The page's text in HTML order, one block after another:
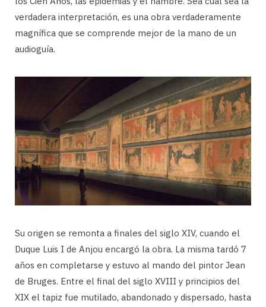
verdadera interpretación, es una obra verdaderamente
magnífica que se comprende mejor de la mano de un
audioguía.
Su origen se remonta a finales del siglo XIV, cuando el
Duque Luis I de Anjou encargó la obra. La misma tardó 7
años en completarse y estuvo al mando del pintor Jean
de Bruges. Entre el final del siglo XVIII y principios del
XIX el tapiz fue mutilado, abandonado y dispersado, hasta